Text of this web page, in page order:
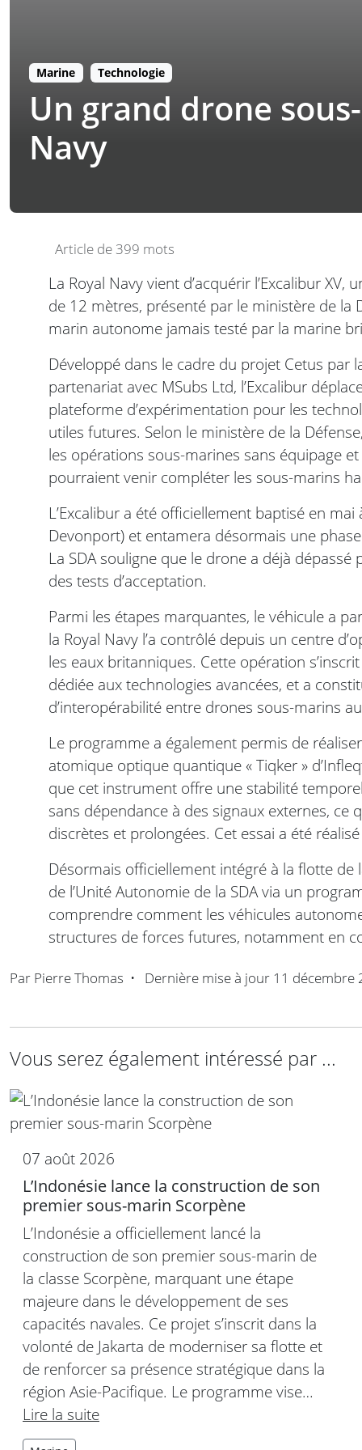
Marine Technologie
Un grand drone
Navy
Article de 399 mots
La Royal Navy vient d’acquérir l’Excalibur
de 12 mètres, présenté par le ministère de
marin autonome jamais testé par la marine
Développé dans le cadre du projet Cetus par
partenariat avec MSubs Ltd, l’Excalibur
plateforme d’expérimentation pour les
utiles futures. Selon le ministère de la
les opérations sous-marines sans équipage
pourraient venir compléter les sous-marins
L’Excalibur a été officiellement baptisé en
Devonport) et entamera désormais une
La SDA souligne que le drone a déjà
des tests d’acceptation.
Parmi les étapes marquantes, le véhicule a
la Royal Navy l’a contrôlé depuis un centre
les eaux britanniques. Cette opération
dédiée aux technologies avancées, et a
d’interopérabilité entre drones sous-marins
Le programme a également permis de
atomique optique quantique « Tiqker »
que cet instrument offre une stabilité
sans dépendance à des signaux externes,
discrètes et prolongées. Cet essai a été
Désormais officiellement intégré à la flotte de
de l’Unité Autonomie de la SDA via un
comprendre comment les véhicules
structures de forces futures, notamment en
Par Pierre Thomas • Dernière mise à jour 11 décembre
Vous serez également intéressé par ...
07 août 2026
L’Indonésie lance la construction de son
premier sous-marin Scorpène
L’Indonésie a officiellement lancé la
construction de son premier sous-marin de
la classe Scorpène, marquant une étape
majeure dans le développement de ses
capacités navales. Ce projet s’inscrit dans la
volonté de Jakarta de moderniser sa flotte et
de renforcer sa présence stratégique dans la
région Asie-Pacifique. Le programme vise…
Lire la suite